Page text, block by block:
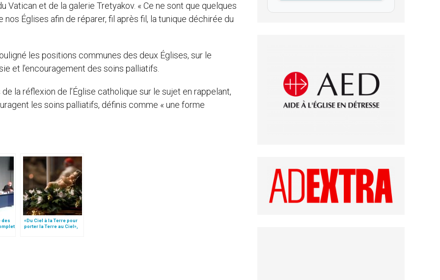
et de la galerie Tretyakov. « Ce ne sont que quelques
Églises afin de réparer, fil après fil, la tunique déchirée du
les positions communes des deux Églises, sur le
et l’encouragement des soins palliatifs.
la réflexion de l’Église catholique sur le sujet en rappelant,
les soins palliatifs, définis comme « une forme
des
«Du Ciel à la Terre pour
porter la Terre au Ciel»,